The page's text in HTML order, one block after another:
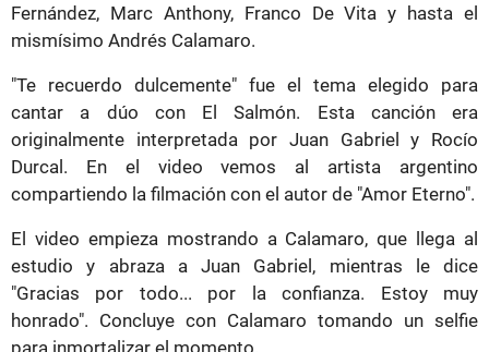
Fernández, Marc Anthony, Franco De Vita y hasta el
mismísimo Andrés Calamaro.
"Te recuerdo dulcemente" fue el tema elegido para
cantar a dúo con El Salmón. Esta canción era
originalmente interpretada por Juan Gabriel y Rocío
Durcal. En el video vemos al artista argentino
compartiendo la filmación con el autor de "Amor Eterno".
El video empieza mostrando a Calamaro, que llega al
estudio y abraza a Juan Gabriel, mientras le dice
"Gracias por todo... por la confianza. Estoy muy
honrado". Concluye con Calamaro tomando un selfie
para inmortalizar el momento.